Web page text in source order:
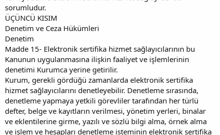
sorumludur.
ÜÇÜNCÜ KISIM
Denetim ve Ceza Hükümleri
Denetim
Madde 15- Elektronik sertifika hizmet sağlayıcılarının bu
Kanunun uygulanmasına ilişkin faaliyet ve işlemlerinin
denetimi Kurumca yerine getirilir.
Kurum, gerekli gördüğü zamanlarda elektronik sertifika
hizmet sağlayıcılarını denetleyebilir. Denetleme sırasında,
denetleme yapmaya yetkili görevliler tarafından her türlü
defter, belge ve kayıtların verilmesi, yönetim yerleri, binalar
ve eklentilerine girme, yazılı ve sözlü bilgi alma, örnek alma
ve işlem ve hesapları denetleme isteminin elektronik sertifika